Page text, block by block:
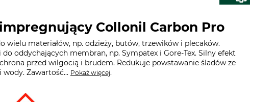
Collonil Carbon Pro
wielu materiałów, np. odzieży, butów, trzewików i plecaków.
oddychających membran, np. Sympatex i Gore-Tex. Silny efekt
przed wilgocią i brudem. Redukuje powstawanie śladów ze
wody. Zawartość... Pokaż więcej.